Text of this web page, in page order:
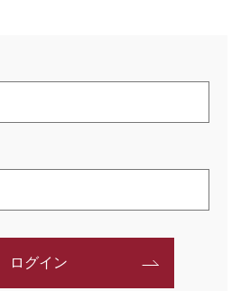
ログイン